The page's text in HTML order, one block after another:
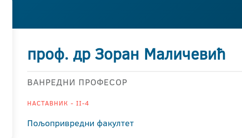
проф. др Зоран Маличевић
ВАНРЕДНИ ПРОФЕСОР
НАСТАВНИК - II-4
Пољопривредни факултет